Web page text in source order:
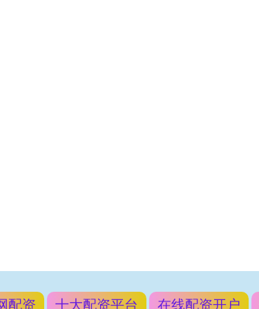
配资 十大配资平台 在线配资开户